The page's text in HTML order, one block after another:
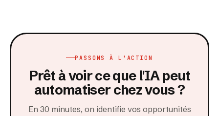
PASSONS À L'ACTION
Prêt à voir ce que l'IA peut
automatiser chez vous ?
En 30 minutes, on identifie vos opportunités